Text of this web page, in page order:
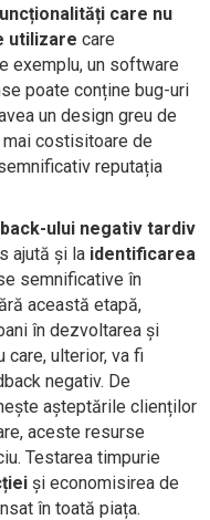
care nu
utilizare care
exemplu, un software
poate conține bug-uri
un design greu de
costisitoare de
reputația
ului negativ tardiv
ajută și la identificarea
semnificative în
această etapă,
în dezvoltarea și
care, ulterior, va fi
negativ. De
așteptările clienților
aceste resurse
Testarea timpurie
și economisirea de
în toată piața.